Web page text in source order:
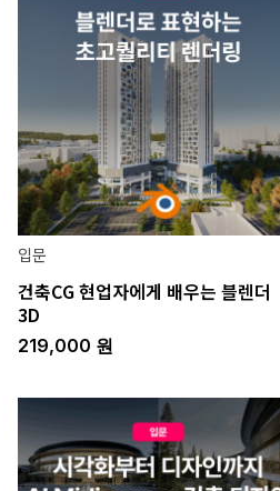
입문
건축CG 현업자에게 배우는 블렌더
3D
219,000 원